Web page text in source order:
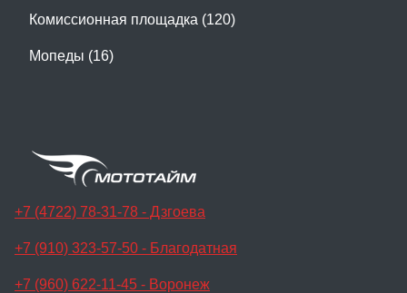
Комиссионная площадка (120)
Мопеды (16)
+7 (4722) 78-31-78 - Дзгоева
+7 (910) 323-57-50 - Благодатная
+7 (960) 622-11-45 - Воронеж